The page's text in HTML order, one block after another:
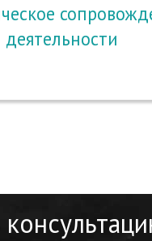
деятельности